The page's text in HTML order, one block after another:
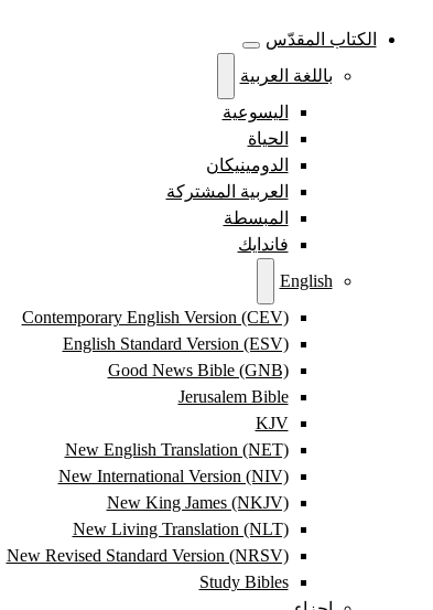
الكتاب المقدّس
باللغة العربية
اليسوعية
الحياة
الدومينيكان
العربية المشتركة
المبسطة
فاندايك
English
Contemporary English Version (CEV)
English Standard Version (ESV)
Good News Bible (GNB)
Jerusalem Bible
KJV
New English Translation (NET)
New International Version (NIV)
New King James (NKJV)
New Living Translation (NLT)
New Revised Standard Version (NRSV)
Study Bibles